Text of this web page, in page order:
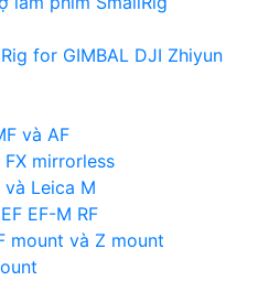
for GIMBAL DJI Zhiyun
và AF
mirrorless
và Leica M
EF-M RF
mount và Z mount